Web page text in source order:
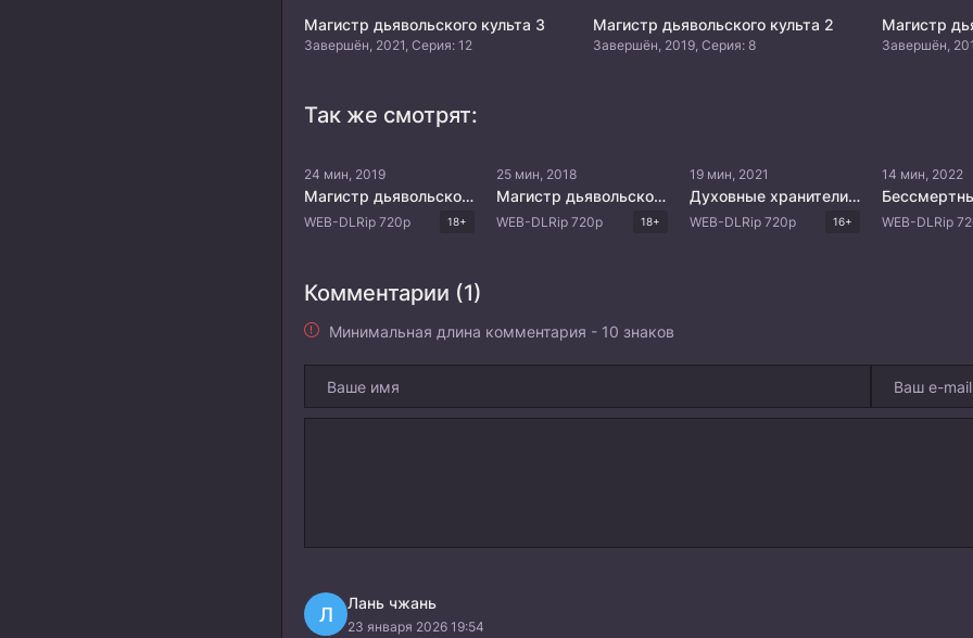
Магистр дьявольского культа 3
Завершён, 2021, Серия: 12
Магистр дьявольского культа 2
Завершён, 2019, Серия: 8
Магистр
Завершён,
Так же смотрят:
24 мин, 2019
Магистр дьявольского культа 2
WEB-DLRip 720p 18+
25 мин, 2018
Магистр дьявольского культа
WEB-DLRip 720p 18+
19 мин, 2021
Духовные хранители 5
WEB-DLRip 720p 16+
14 мин, 2022
WEB-DLRip
Комментарии (1)
Минимальная длина комментария - 10 знаков
Л Лань чжань
23 января 2026 19:54